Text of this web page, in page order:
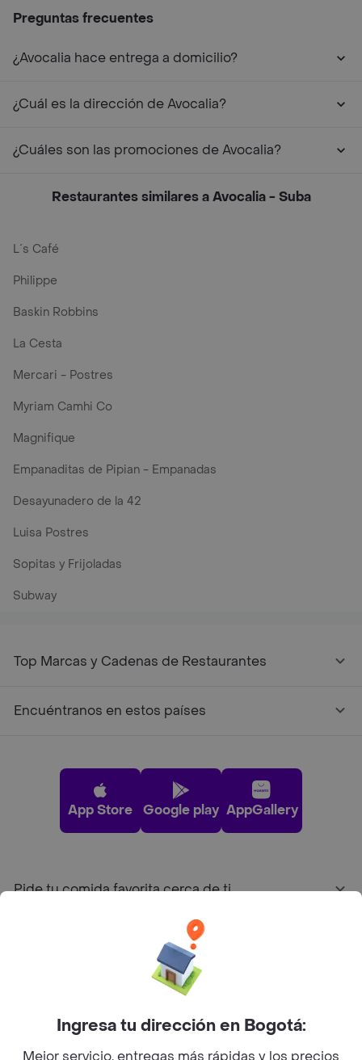
Preguntas frecuentes
¿Avocalia hace entrega a domicilio?
¿Cuál es la dirección de Avocalia?
¿Cuáles son las promociones de Avocalia?
Restaurantes similares a Avocalia - Suba
L´s Café
Philippe
Baskin Robbins
La Cesta
Mercari - Postres
Myriam Camhi Co
Magnifique
Empanaditas de Pipian - Empanadas
Desayunadero de la 42
Luisa Postres
Sopitas y Frijoladas
Subway
Top Marcas y Cadenas de Restaurantes
Encuéntranos en estos países
App Store Google play AppGallery
Pide tu comida favorita cerca de ti
Sobre Rappi
Ingresa tu dirección en Bogotá:
Mejor servicio, entregas más rápidas y los precios